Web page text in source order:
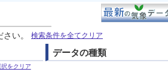
い。 検索条件を全てクリア
をクリア
データの種類